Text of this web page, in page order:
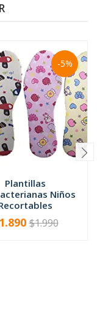
-5%
Plantillas
Niños
+ $1.990